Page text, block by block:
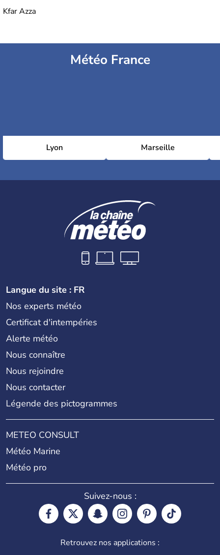
Kfar Azza
Météo France
Lyon Marseille
Langue du site : FR
Nos experts météo
Certificat d'intempéries
Alerte météo
Nous connaître
Nous rejoindre
Nous contacter
Légende des pictogrammes
METEO CONSULT
Météo Marine
Météo pro
Suivez-nous :
Retrouvez nos applications :